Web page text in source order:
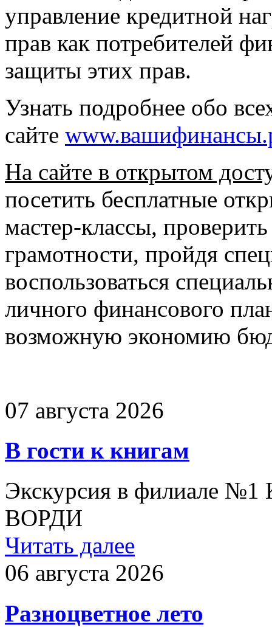
управление кредитной
прав как потребителей
защиты этих прав.
Узнать подробнее обо
сайте
На сайте в открытом
посетить бесплатные
мастер-классы,
грамотности, пройдя
воспользоваться
личного финансового
возможную экономию
07 августа 2026
В гости к книгам
Экскурсия в филиале
ВОРДИ
Читать далее
06 августа 2026
Разноцветное лето